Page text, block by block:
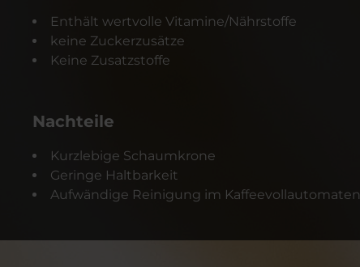
Enthält wertvolle Vitamine/Nährstoffe
keine Zuckerzusätze
Keine Zusatzstoffe
Nachteile
Kurzlebige Schaumkrone
Geringe Haltbarkeit
Aufwändige Reinigung im Kaffeevollautomaten